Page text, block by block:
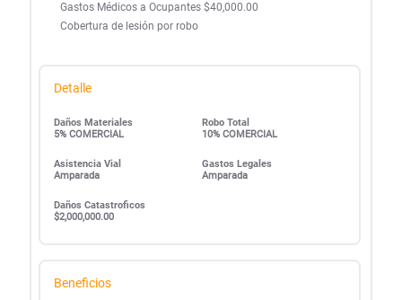
Gastos Médicos a Ocupantes $40,000.00
Cobertura de lesión por robo
Detalle
Daños Materiales
5% COMERCIAL
Robo Total
10% COMERCIAL
Asistencia Vial
Amparada
Gastos Legales
Amparada
Daños Catastroficos
$2,000,000.00
Beneficios